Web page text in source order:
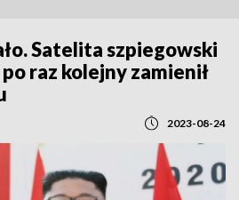
Satelita szpiegowski
raz kolejny zamienił
2023-08-24